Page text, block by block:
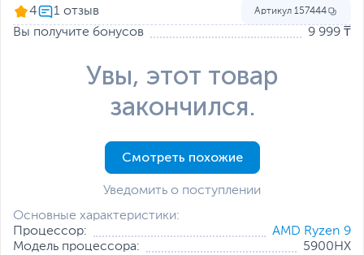
Основные характеристики:
Процессор:
AMD Ryzen 9
Модель процессора:
5900HX
4 Артикул 157444
Вы получите бонусов 9 999 ₸
Увы, этот товар
закончился.
Смотреть похожие
Уведомить о поступлении